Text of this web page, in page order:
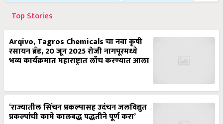
Top Stories
Arqivo, Tagros Chemicals चा नवा कृषी
रसायन ब्रँड, 20 जून 2025 रोजी नागपूरमध्ये
भव्य कार्यक्रमात महाराष्ट्रात लाँच करण्यात आला
‘राज्यातील सिंचन प्रकल्पासह उदंचन जलविद्युत
प्रकल्पांची कामे कालबद्ध पद्धतीने पूर्ण करा’